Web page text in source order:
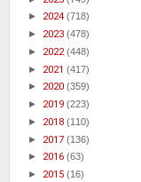
► 2024 (718)
► 2023 (478)
► 2022(448)
► 2021 (417)
► 2020 (359)
► 2019 (223)
► 2018 (110)
► 2017 (136)
► 2016 (63)
► 2015 (16)